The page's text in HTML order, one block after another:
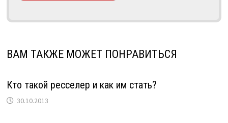
ВАМ ТАКЖЕ МОЖЕТ ПОНРАВИТЬСЯ
Кто такой ресселер и как им стать?
30.10.2013